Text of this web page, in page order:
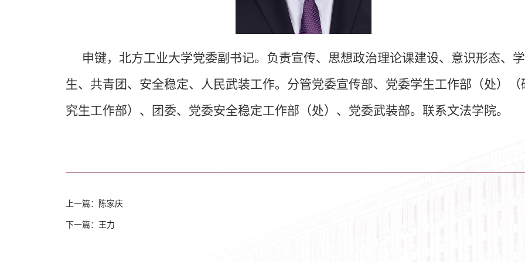
申键，北方工业大学党委副书记。 负责宣传、思想政治理论课建设、意识形态、学
生、共青团、安全稳定、人民武装工作。 分管党委宣传部、党委学生工作部（处）（
究生工作部）、团委、党委安全稳定工作部（处）、党委武装部。联系文法学院。
上一篇： 陈家庆
下一篇： 王力